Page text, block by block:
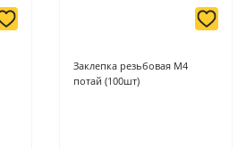
Заклепка резьбовая М4
потай (100шт)